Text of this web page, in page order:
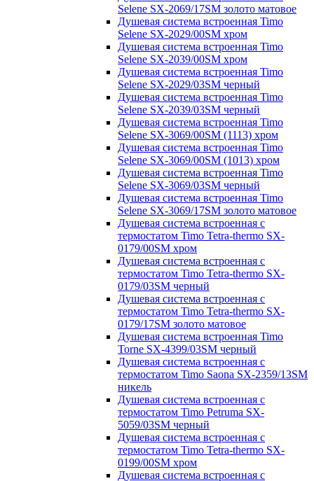
Selene SX-2069/17SM золото матовое
Душевая система встроенная Timo
Selene SX-2029/00SM хром
Душевая система встроенная Timo
Selene SX-2039/00SM хром
Душевая система встроенная Timo
Selene SX-2029/03SM черный
Душевая система встроенная Timo
Selene SX-2039/03SM черный
Душевая система встроенная Timo
Selene SX-3069/00SM (1113) хром
Душевая система встроенная Timo
Selene SX-3069/00SM (1013) хром
Душевая система встроенная Timo
Selene SX-3069/03SM черный
Душевая система встроенная Timo
Selene SX-3069/17SM золото матовое
Душевая система встроенная с
термостатом Timo Tetra-thermo SX-
0179/00SM хром
Душевая система встроенная с
термостатом Timo Tetra-thermo SX-
0179/03SM черный
Душевая система встроенная с
термостатом Timo Tetra-thermo SX-
0179/17SM золото матовое
Душевая система встроенная Timo
Torne SX-4399/03SM черный
Душевая система встроенная с
термостатом Timo Saona SX-2359/13SM
никель
Душевая система встроенная с
термостатом Timo Petruma SX-
5059/03SM черный
Душевая система встроенная с
термостатом Timo Tetra-thermo SX-
0199/00SM хром
Душевая система встроенная с